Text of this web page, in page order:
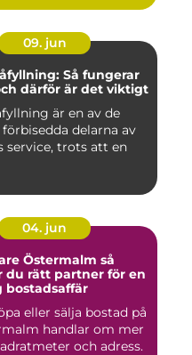
09. jun
Så fungerar
därför är det viktigt
är en av de
delarna av
service, trots att en
04. jun
Östermalm så
du rätt partner för en
bostadsaffär
eller sälja bostad på
handlar om mer
och adress.